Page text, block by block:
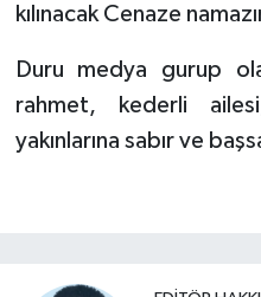
kılınacak Cenaze
Duru medya gurup
rahmet, kederli
yakınlarına sabır ve